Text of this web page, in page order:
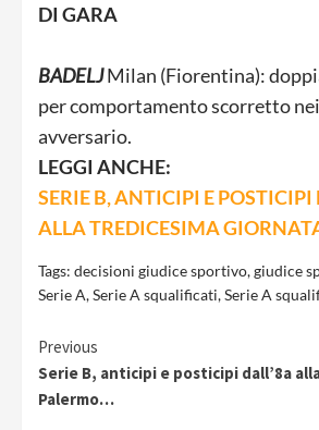
DI GARA
BADELJMilan (Fiorentina):
per comportamento scorretto
avversario.
LEGGI ANCHE:
SERIE B, ANTICIPI E POSTICIPI
ALLA TREDICESIMA
Tags: decisioni giudice sportivo,giudice
Serie A,Serie A squalificati,Serie A
Continue
Reading
Previous
Serie B, anticipi e posticipi dall’8a
Palermo…